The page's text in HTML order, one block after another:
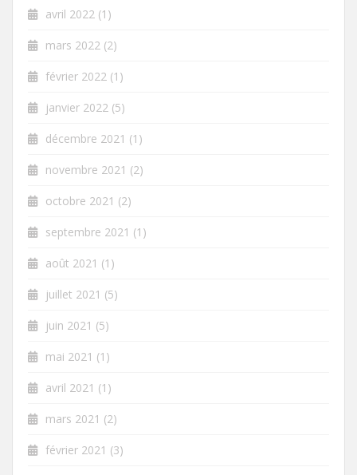
avril 2022 (1)
mars 2022 (2)
février 2022 (1)
janvier 2022 (5)
décembre 2021 (1)
novembre 2021 (2)
octobre 2021 (2)
septembre 2021 (1)
août 2021 (1)
juillet 2021 (5)
juin 2021 (5)
mai 2021 (1)
avril 2021 (1)
mars 2021 (2)
février 2021 (3)